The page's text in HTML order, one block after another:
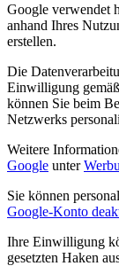
Google verwendet
anhand Ihres
erstellen.
Die
Einwilligung
können Sie beim
Netzwerks
Weitere
Google unter
Sie können
Google-Konto
Ihre Einwilligung
gesetzten Haken